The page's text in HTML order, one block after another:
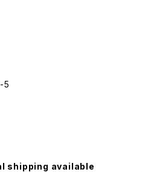
5
shipping available